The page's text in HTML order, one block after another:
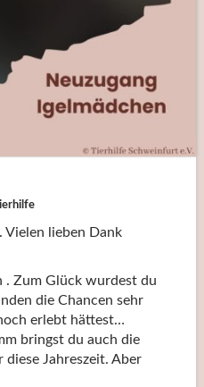
Vielen lieben Dank
. Zum Glück wurdest du
die Chancen sehr
erlebt hättest…
bringst du auch die
diese Jahreszeit. Aber